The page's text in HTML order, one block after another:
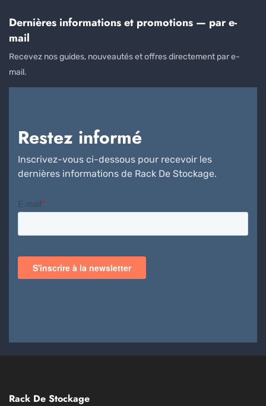
Dernières informations et promotions — par e-
mail
Recevez nos guides, nouveautés et offres directement par e-
mail.
Restez informé
Inscrivez-vous ci-dessous pour recevoir les
dernières informations de Rack De Stockage.
Rack De Stockage